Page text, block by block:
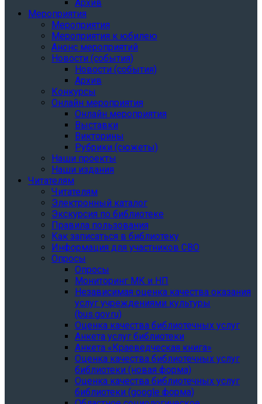
Архив
Мероприятия
Мероприятия
Мероприятия к юбилею
Анонс мероприятий
Новости (события)
Новости (события)
Архив
Конкурсы
Онлайн мероприятия
Онлайн мероприятия
Выставки
Викторины
Рубрики (сюжеты)
Наши проекты
Наши издания
Читателям
Читателям
Электронный каталог
Экскурсия по библиотеке
Правила пользования
Как записаться в библиотеку
Информация для участников СВО
Опросы
Опросы
Мониторинг МК и НП
Независимая оценка качества оказания
услуг учреждениями культуры
(bus.gov.ru)
Оценка качества библиотечных услуг
Анкета услуг библиотеки
Анкета «Краеведческая книга»
Oценка качества библиотечных услуг
библиотеки (новая форма)
Oценка качества библиотечных услуг
библиотеки (google форма)